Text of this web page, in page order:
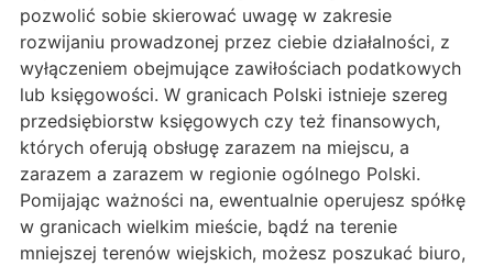
pozwolić sobie skierować uwagę w zakresie
rozwijaniu prowadzonej przez ciebie działalności, z
wyłączeniem obejmujące zawiłościach podatkowych
lub księgowości. W granicach Polski istnieje szereg
przedsiębiorstw księgowych czy też finansowych,
których oferują obsługę zarazem na miejscu, a
zarazem a zarazem w regionie ogólnego Polski.
Pomijając ważności na, ewentualnie operujesz spółkę
w granicach wielkim mieście, bądź na terenie
mniejszej terenów wiejskich, możesz poszukać biuro,